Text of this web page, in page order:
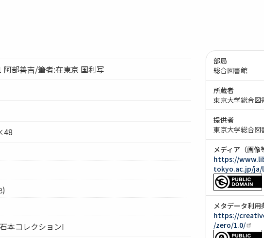
阿部善吉/筆者:在東京 国利写
)
本コレクションI
部局
総合図書館
所蔵者
東京大学総合図
提供者
東京大学総合図
メディア（画像
https://
tokyo.ac.jp/
メタデータ利用
https://
/zero/1.0/